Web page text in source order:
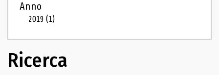
Anno
2019(1)
Ricerca